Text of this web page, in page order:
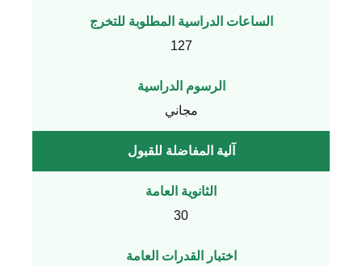
الساعات الدراسية المطلوبة للتخرج
127
الرسوم الدراسية
مجاني
آلية المفاضلة للقبول
الثانوية العامة
30
اختبار القدرات العامة